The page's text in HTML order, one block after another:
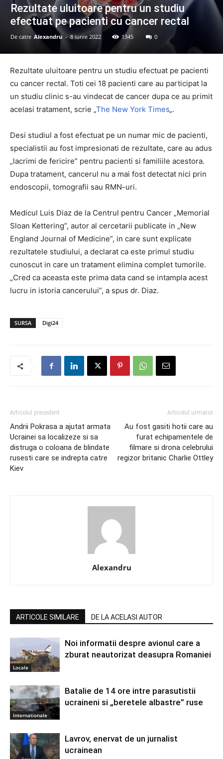
Rezultate uluitoare pentru un studiu
efectuat pe pacienti cu cancer rectal
De catre Alexandru - 8 iunie 2022 1345 0
Rezultate uluitoare pentru un studiu efectuat pe pacienti
cu cancer rectal. Toti cei 18 pacienti care au participat la
un studiu clinic s-au vindecat de cancer dupa ce au primit
acelasi tratament, scrie „The New York Times„.
Desi studiul a fost efectuat pe un numar mic de pacienti,
specialistii au fost impresionati de rezultate, care au adus
„lacrimi de fericire” pentru pacienti si familiile acestora.
Dupa tratament, cancerul nu a mai fost detectat nici prin
endoscopii, tomografii sau RMN-uri.
Medicul Luis Diaz de la Centrul pentru Cancer „Memorial
Sloan Kettering”, autor al cercetarii publicate in „New
England Journal of Medicine”, in care sunt explicate
rezultatele studiului, a declarat ca este primul studiu
cunoscut in care un tratament elimina complet tumorile.
„Cred ca aceasta este prima data cand se intampla acest
lucru in istoria cancerului”, a spus dr. Diaz.
SURSA Digi24
Articolul precedent
Andrii Pokrasa a ajutat armata
Ucrainei sa localizeze si sa
distruga o coloana de blindate
rusesti care se indrepta catre
Kiev
Articolul urmator
Au fost gasiti hotii care au
furat echipamentele de
filmare si drona celebrului
regizor britanic Charlie Ottley
Alexandru
ARTICOLE SIMILARE DE LA ACELASI AUTOR
Locale
Noi informatii despre avionul care a
zburat neautorizat deasupra Romaniei
Internationale
Batalie de 14 ore intre parasutistii
ucraineni si „beretele albastre” ruse
Lavrov, enervat de un jurnalist
ucrainean